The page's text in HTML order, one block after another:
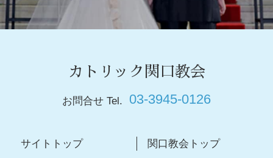
カトリック関口教会
お問合せ Tel. 03-3945-0126
サイトトップ 関口教会トップ